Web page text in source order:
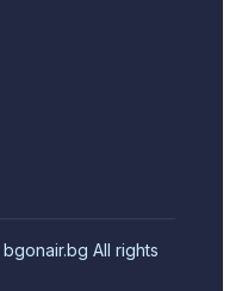
All rights